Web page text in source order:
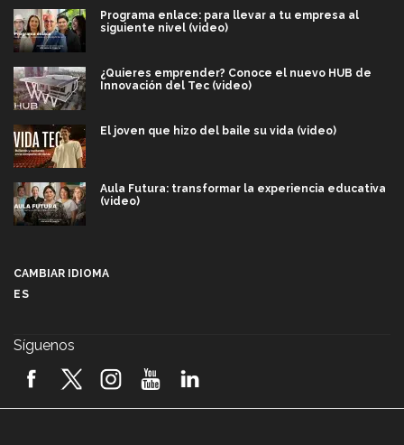
Programa enlace: para llevar a tu empresa al
siguiente nivel (video)
¿Quieres emprender? Conoce el nuevo HUB de
Innovación del Tec (video)
El joven que hizo del baile su vida (video)
Aula Futura: transformar la experiencia educativa
(video)
2026! (video)
CAMBIAR IDIOMA
ES
Síguenos